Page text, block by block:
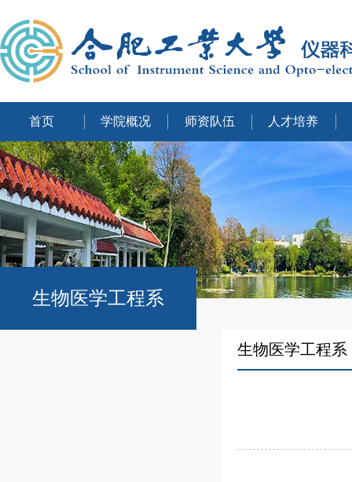
首页 学院概况 师资队伍 人才培养
生物医学工程系
生物医学工程系